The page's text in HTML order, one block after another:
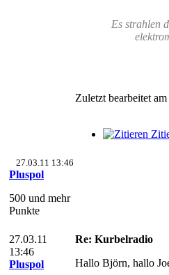
Es strahlen
Zuletzt bearbeitet
27.03.11 13:46
Pluspol
500 und mehr
Punkte
27.03.11
13:46
Pluspol
Re: Kurbelradio
Hallo Björn, hallo